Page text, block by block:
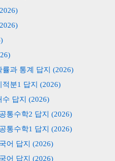
과 통계 답지 (2026)
분1 답지 (2026)
답지 (2026)
통수학2 답지 (2026)
통수학1 답지 (2026)
어 답지 (2026)
어 답지 (2026)